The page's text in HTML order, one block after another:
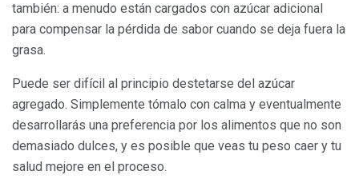
también: a menudo están cargados con azúcar adicional
para compensar la pérdida de sabor cuando se deja fuera la
grasa.
Puede ser difícil al principio destetarse del azúcar
agregado. Simplemente tómalo con calma y eventualmente
desarrollarás una preferencia por los alimentos que no son
demasiado dulces, y es posible que veas tu peso caer y tu
salud mejore en el proceso.